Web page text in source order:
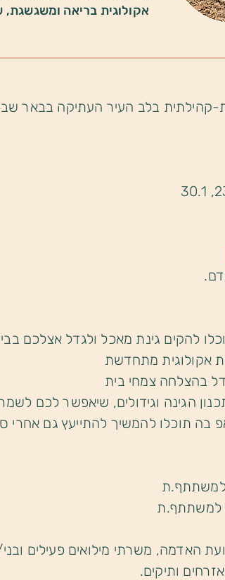
אקולוגית בריאה
קהילתית בלב העיר העתיקה בבאר
להקים גינת מאכל ולגדל אצלכם בבית
אקולוגית מתחדשת
בהצלחה צמחי בית
הגינה וגידולים, שיאפשר לכם
בה תוכלו להמשיך להתייעץ גם אחרי
האדמה, משרתי מילואים פעילים
ותיקים.